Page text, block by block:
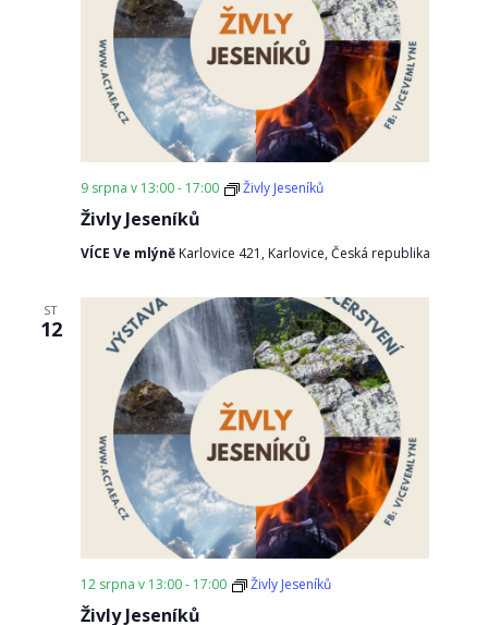
Živly Jeseníků
9 srpna v 13:00- 17:00 Živly Jeseníků
VÍCE Ve mlýně Karlovice 421, Karlovice, Česká republika
ST
12
Živly Jeseníků
12 srpna v 13:00- 17:00 Živly Jeseníků